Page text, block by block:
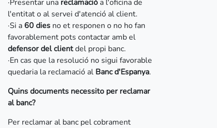
·Presentar una reclamació a l'oficina de
l'entitat o al servei d'atenció al client.
·Si a 60 dies no et responen o no ho fan
favorablement pots contactar amb el
defensor del clientdel propi banc.
·En cas que la resolució no sigui favorable
quedaria la reclamació al Banc d'Espanya.
Quins documents necessito per reclamar
al banc?
Per reclamar al banc pel cobrament